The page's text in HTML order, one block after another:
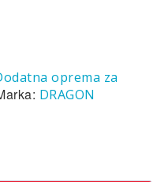
oprema za
DRAGON